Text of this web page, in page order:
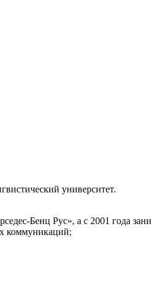
университет.
Бенц Рус», а с 2001 года
коммуникаций;